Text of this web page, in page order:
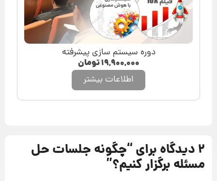
دوره سیستم سازی پیشرفته
۱۹,۹۰۰,۰۰۰تومان
اطلاعات بیشتر
2 دیدگاه برای “ چگونه جلسات حل
مسئله برگزار کنیم؟”